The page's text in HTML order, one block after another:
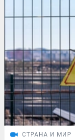
СТРАНА И МИР